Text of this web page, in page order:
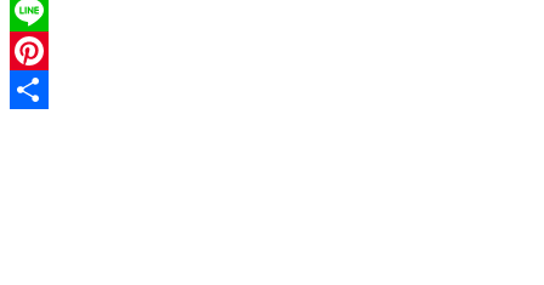
WhatsApp
Line
Pinterest